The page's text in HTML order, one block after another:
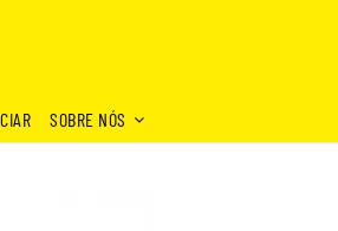
SOBRE NÓS